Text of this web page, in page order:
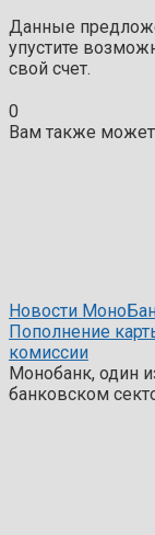
Данные
упустите
свой счет.
0
Вам также
Новости
Пополнение
комиссии
Монобанк, один
банковском